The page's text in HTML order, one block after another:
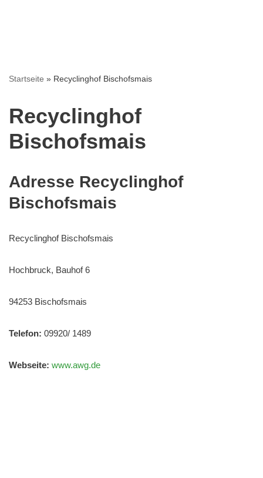
Startseite » Recyclinghof Bischofsmais
Recyclinghof
Bischofsmais
Adresse Recyclinghof
Bischofsmais
Recyclinghof Bischofsmais
Hochbruck, Bauhof 6
94253 Bischofsmais
Telefon: 09920/ 1489
Webseite: www.awg.de